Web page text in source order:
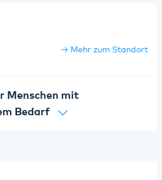
Mehr zum Standort
Menschen mit
Bedarf